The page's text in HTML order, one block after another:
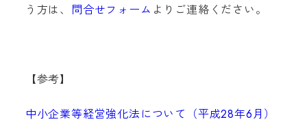
う方は、 問合せフォーム よりご連絡ください。
【参考】
中小企業等経営強化法について（平成28年6月）